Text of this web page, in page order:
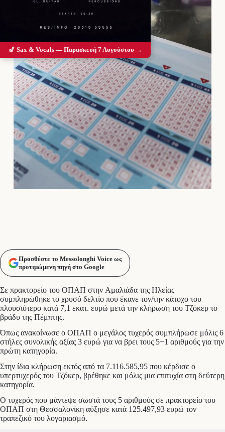
Προσθέστε το Messolonghi Voice ως
προτιμώμενη πηγή στο Google
Σε πρακτορείο του ΟΠΑΠ στην Αμαλιάδα της Ηλείας
συμπληρώθηκε το χρυσό δελτίο που έκανε τον/την κάτοχο του
πλουσιότερο κατά 7,1 εκατ. ευρώ μετά την κλήρωση του Τζόκερ το
βράδυ της Πέμπτης.
Όπως ανακοίνωσε ο ΟΠΑΠ ο μεγάλος τυχερός συμπλήρωσε μόλις 6
στήλες συνολικής αξίας 3 ευρώ για να βρει τους 5+1 αριθμούς για την
πρώτη κατηγορία.
Στην ίδια κλήρωση εκτός από τα 7.116.585,95 που κέρδισε ο
υπερτυχερός του Τζόκερ, βρέθηκε και μόλις μια επιτυχία στη δεύτερη
κατηγορία.
Ο τυχερός που μάντεψε σωστά τους 5 αριθμούς σε πρακτορείο του
ΟΠΑΠ στη Θεσσαλονίκη αύξησε κατά 125.497,93 ευρώ τον
τραπεζικό του λογαριασμό.
🎷 Sax & Vocals — Παρασκευή 7 Αυγούστου →